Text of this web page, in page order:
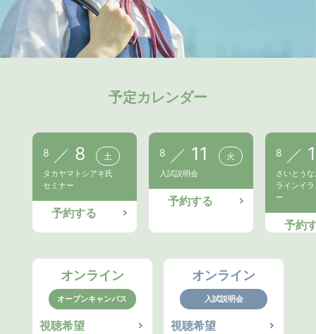
予定カレンダー
8 8 土
タカヤマトシアキ氏
セミナー
予約する
8 11 火
入試説明会
予約する
8
さいとう
ラインイ
ー
予約
オンライン
オープンキャンパス
視聴希望
オンライン
入試説明会
視聴希望